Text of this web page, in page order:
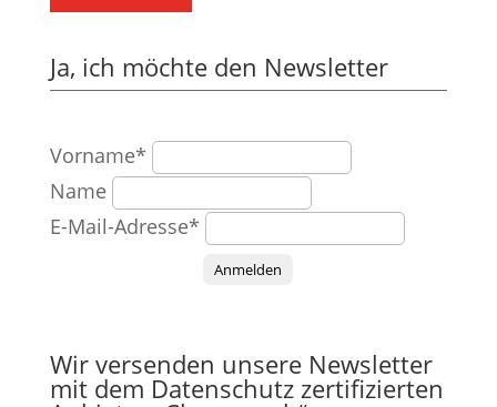
Ja, ich möchte den Newsletter
Vorname*
Name
E-Mail-Adresse*
Anmelden
Wir versenden unsere Newsletter
mit dem Datenschutz zertifizierten